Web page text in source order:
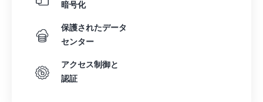
暗号化
保護されたデータ
センター
アクセス制御と
認証